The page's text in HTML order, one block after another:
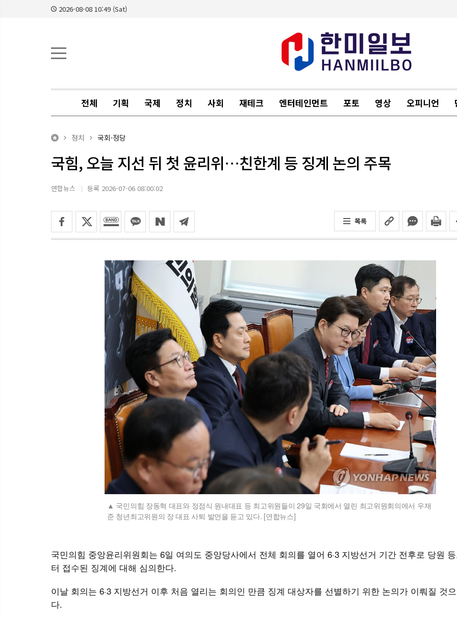
2026-08-08 10:49 (Sat)
전체 기획 국제 정치 사회 재테크 엔터테인먼트 포토 영상 오피니언
정치 국회·정당
국힘, 오늘 지선 뒤 첫 윤리위…친한계 등 징계 논의 주목
연합뉴스 등록 2026-07-06 08:00:02
목록
국민의힘 장동혁 대표와 정점식 원내대표 등 최고위원들이 29일 국회에서 열린 최고위원회의에서 우재
준 청년최고위원의 장 대표 사퇴 발언을 듣고 있다. [연합뉴스]
국민의힘 중앙윤리위원회는 6일 여의도 중앙당사에서 전체 회의를 열어 6·3 지방선거 기간 전후로 당원
터 접수된 징계에 대해 심의한다.
이날 회의는 6·3 지방선거 이후 처음 열리는 회의인 만큼 징계 대상자를 선별하기 위한 논의가 이뤄질 것
다.